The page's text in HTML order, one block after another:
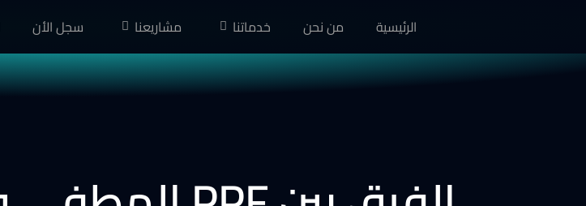
الرئيسية من نحن خدماتنا مشاريعنا سجل الأن